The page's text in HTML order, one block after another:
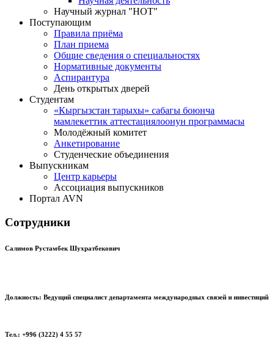
Научный журнал "НОТ"
Поступающим
Правила приёма
План приема
Общие сведения о специальностях
Нормативные документы
Аспирантура
День открытых дверей
Студентам
«Кыргызстан тарыхы» сабагы боюнча
мамлекеттик аттестациялоонун программасы
Молодёжный комитет
Анкетирование
Студенческие объединения
Выпускникам
Центр карьеры
Ассоциация выпускников
Портал AVN
Сотрудники
Салимов Рустамбек Шухратбекович
Должность: Ведущий специалист департамента международных связей и инвестиций
Тел.: +996 (3222) 4 55 57